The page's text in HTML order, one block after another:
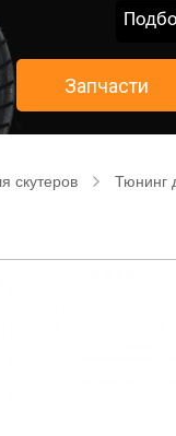
Запчасти
скутеров Тюнинг